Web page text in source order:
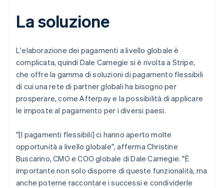
La soluzione
L'elaborazione dei pagamenti a livello globale è
complicata, quindi Dale Carnegie si è rivolta a Stripe,
che offre la gamma di soluzioni di pagamento flessibili
di cui una rete di partner globali ha bisogno per
prosperare, come Afterpay e la possibilità di applicare
le imposte al pagamento per i diversi paesi.
"[I pagamenti flessibili] ci hanno aperto molte
opportunità a livello globale", afferma Christine
Buscarino, CMO e COO globale di Dale Carnegie. "È
importante non solo disporre di queste funzionalità, ma
anche poterne raccontare i successi e condividerle